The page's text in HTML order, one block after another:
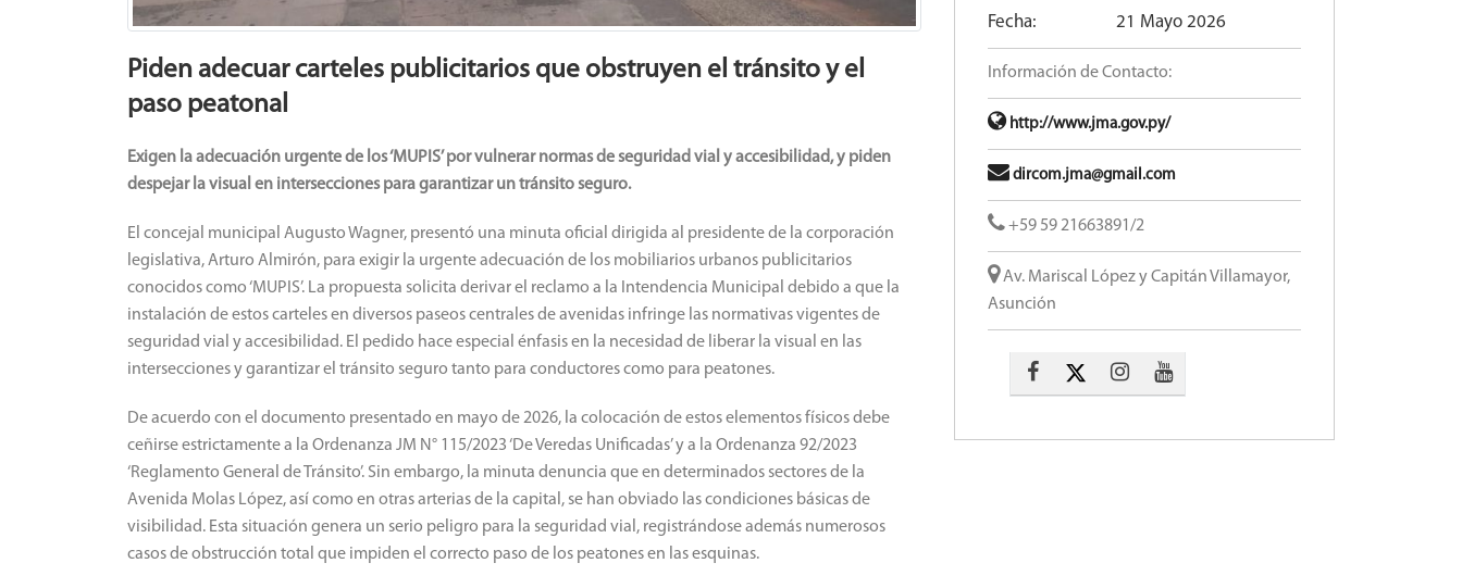
Piden adecuar carteles publicitarios que obstruyen el tránsito y el
paso peatonal
Exigen la adecuación urgente de los ‘MUPIS’ por vulnerar normas de seguridad vial y accesibilidad, y piden
despejar la visual en intersecciones para garantizar un tránsito seguro.
El concejal municipal Augusto Wagner, presentó una minuta oficial dirigida al presidente de la corporación
legislativa, Arturo Almirón, para exigir la urgente adecuación de los mobiliarios urbanos publicitarios
conocidos como ‘MUPIS’. La propuesta solicita derivar el reclamo a la Intendencia Municipal debido a que la
instalación de estos carteles en diversos paseos centrales de avenidas infringe las normativas vigentes de
seguridad vial y accesibilidad. El pedido hace especial énfasis en la necesidad de liberar la visual en las
intersecciones y garantizar el tránsito seguro tanto para conductores como para peatones.
​De acuerdo con el documento presentado en mayo de 2026, la colocación de estos elementos físicos debe
ceñirse estrictamente a la Ordenanza JM N° 115/2023 ‘De Veredas Unificadas’ y a la Ordenanza 92/2023
‘Reglamento General de Tránsito’. Sin embargo, la minuta denuncia que en determinados sectores de la
Avenida Molas López, así como en otras arterias de la capital, se han obviado las condiciones básicas de
visibilidad. Esta situación genera un serio peligro para la seguridad vial, registrándose además numerosos
casos de obstrucción total que impiden el correcto paso de los peatones en las esquinas.
Fecha: 21 Mayo 2026
Información de Contacto:
http://www.jma.gov.py/
dircom.jma@gmail.com
+59 59 21663891/2
Av. Mariscal López y Capitán Villamayor,
Asunción